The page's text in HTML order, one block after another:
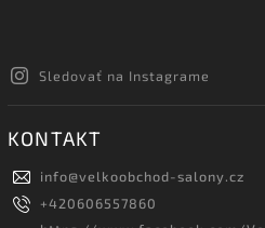
Sledovať na Instagrame
KONTAKT
info@velkoobchod-salony.cz
+420606557860